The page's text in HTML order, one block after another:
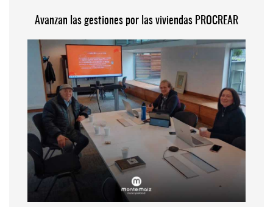
Avanzan las gestiones por las viviendas PROCREAR